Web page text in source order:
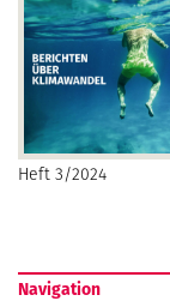
Heft 3/2024
Navigation